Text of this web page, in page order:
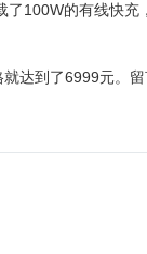
100W的有线快
达到了6999元。